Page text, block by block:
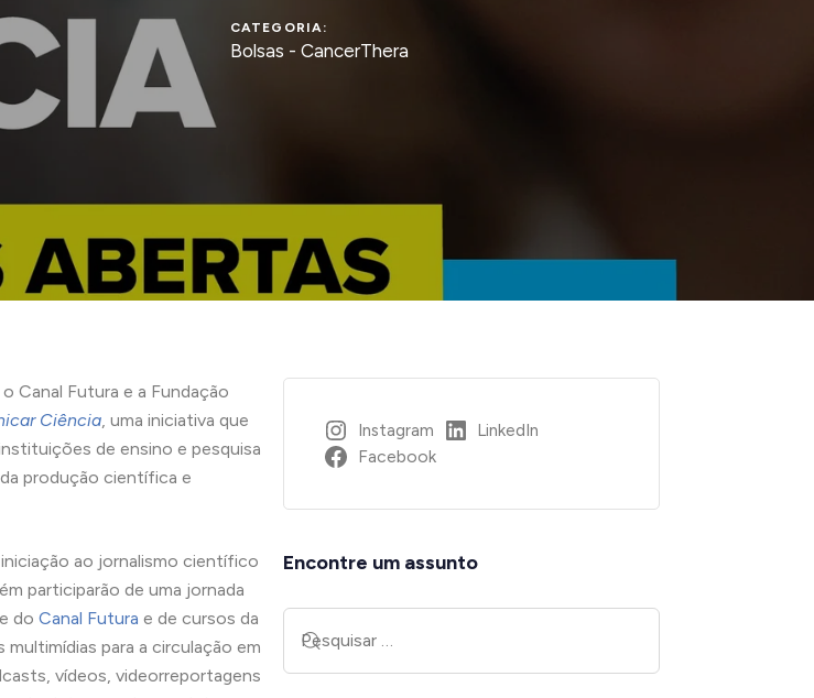
CATEGORIA:
Bolsas - CancerThera
Canal Futura e a Fundação
Ciência , uma iniciativa que
de ensino e pesquisa
produção científica e
ao jornalismo científico
participarão de uma jornada
do Canal Futura e de cursos da
para a circulação em
vídeos, videorreportagens
Instagram
LinkedIn
Facebook
Encontre um assunto